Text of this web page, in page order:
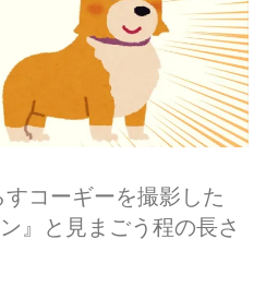
すコーギーを撮影した
』と見まごう程の長さ